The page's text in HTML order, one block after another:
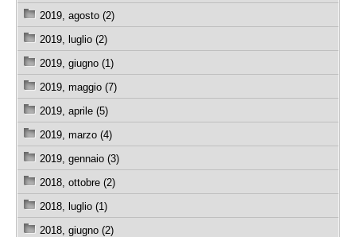
2019, agosto (2)
2019, luglio (2)
2019, giugno (1)
2019, maggio (7)
2019, aprile (5)
2019, marzo (4)
2019, gennaio (3)
2018, ottobre (2)
2018, luglio (1)
2018, giugno (2)